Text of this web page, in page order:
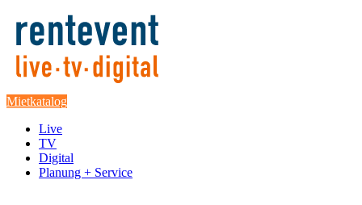
Mietkatalog
Live
TV
Digital
Planung + Service